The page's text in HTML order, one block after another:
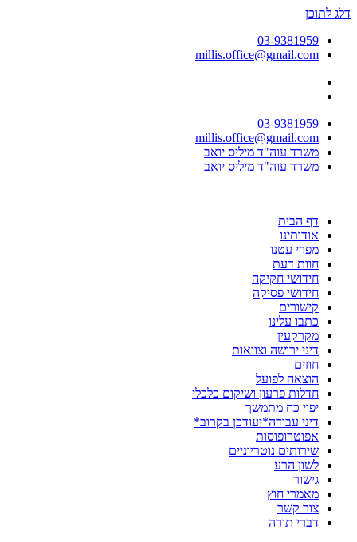
דלג לתוכן
03-9381959
millis.office@gmail.com
03-9381959
millis.office@gmail.com
משרד עוה"ד מיליס יואב
משרד עוה"ד מיליס יואב
דף הבית
אודותינו
מפרי עטנו
חוות דעת
חידושי חקיקה
חידושי פסיקה
קישורים
כתבו עלינו
מקרקעין
דיני ירושה וצוואות
חוזים
הוצאה לפועל
חדלות פרעון ושיקום כלכלי
יפוי כח מתמשך
דיני עבודה*יעודכן בקרוב*
אפוטרופוסות
שירותים נוטריוניים
לשון הרע
גישור
מאמרי חוץ
צור קשר
דברי תורה